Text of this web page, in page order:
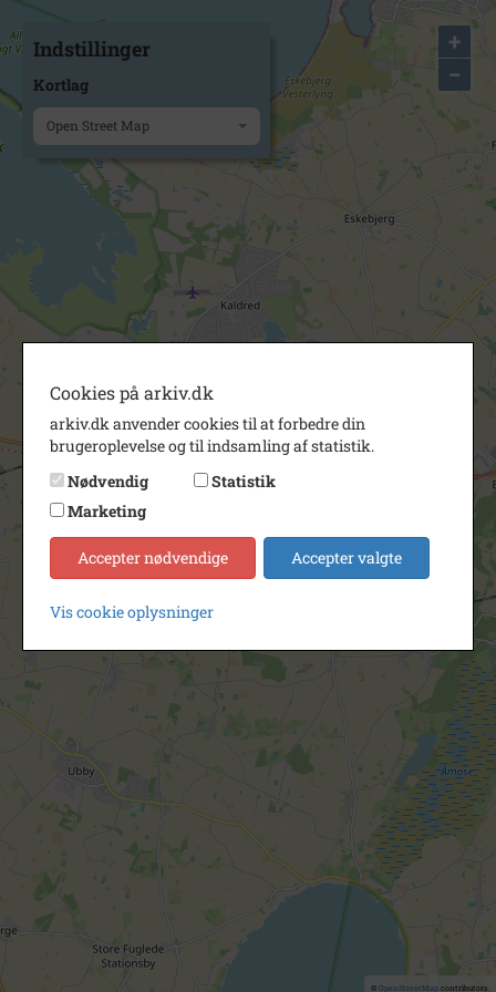
+
−
© OpenStreetMapcontributors.
Indstillinger
Kortlag
Open Street Map
Cookies på arkiv.dk
arkiv.dk anvender cookies til at forbedre din
brugeroplevelse og til indsamling af statistik.
Nødvendig
Statistik
Marketing
Accepter nødvendige Accepter valgte
Vis cookie oplysninger